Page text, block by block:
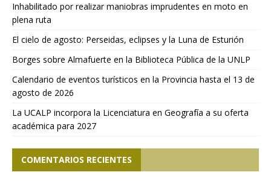
Inhabilitado por realizar maniobras imprudentes en moto en
plena ruta
El cielo de agosto: Perseidas, eclipses y la Luna de Esturión
Borges sobre Almafuerte en la Biblioteca Pública de la UNLP
Calendario de eventos turísticos en la Provincia hasta el 13 de
agosto de 2026
La UCALP incorpora la Licenciatura en Geografía a su oferta
académica para 2027
COMENTARIOS RECIENTES